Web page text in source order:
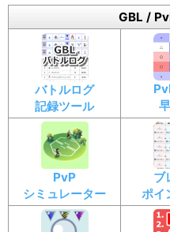
GBL /
バトルログ
記録ツール
PvP
シミュレーター
ブ
ポイ